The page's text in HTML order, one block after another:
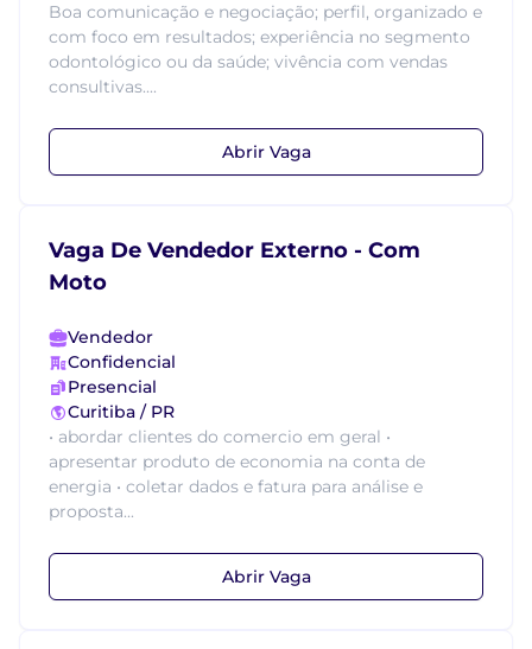
Boa comunicação e negociação; perfil, organizado e
com foco em resultados; experiência no segmento
odontológico ou da saúde; vivência com vendas
consultivas....
Abrir Vaga
Vaga De Vendedor Externo - Com
Moto
Vendedor
Confidencial
Presencial
Curitiba / PR
• abordar clientes do comercio em geral •
apresentar produto de economia na conta de
energia • coletar dados e fatura para análise e
proposta...
Abrir Vaga